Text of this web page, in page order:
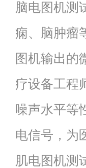
脑电图机测
痫、脑肿瘤
图机输出的
疗设备工程
噪声水平等
电信号，
肌电图机测